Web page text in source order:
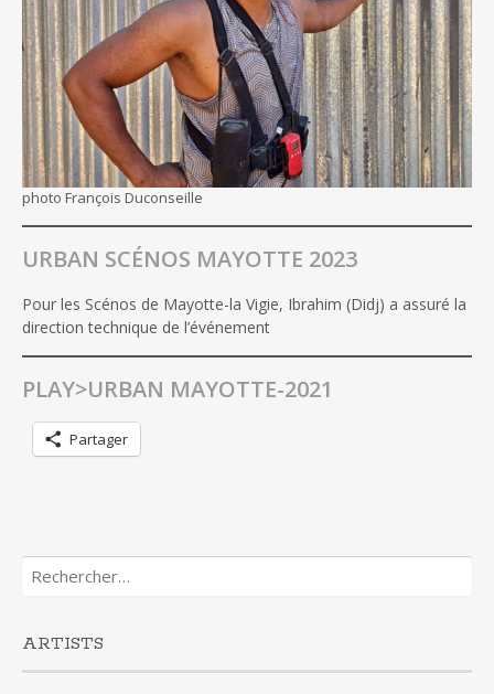
photo François Duconseille
URBAN SCÉNOS MAYOTTE 2023
Pour les Scénos de Mayotte-la Vigie, Ibrahim (Didj) a assuré la
direction technique de l’événement
PLAY>URBAN MAYOTTE-2021
Partager
Rechercher :
ARTISTS